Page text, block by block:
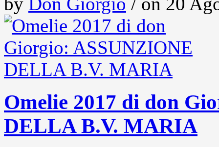
Omelie 2017 di don
DELLA B.V. MARIA